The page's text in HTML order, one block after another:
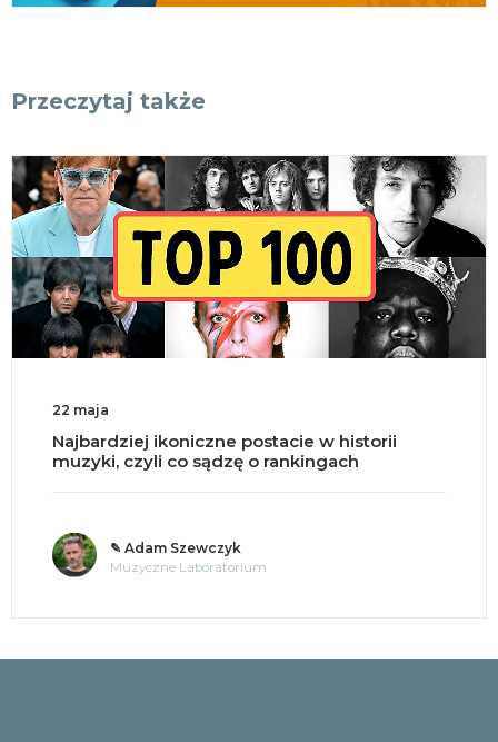
Przeczytaj także
22 maja
Najbardziej ikoniczne postacie w historii
muzyki, czyli co sądzę o rankingach
✎ Adam Szewczyk
Muzyczne Laboratorium